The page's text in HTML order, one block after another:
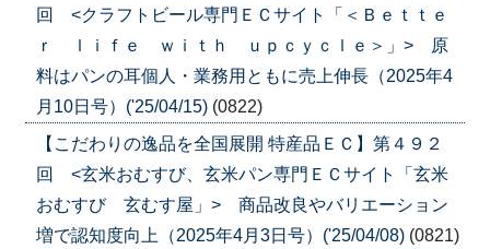
回 <クラフトビール専門ＥＣサイト「＜Ｂｅｔｔｅ
ｒ ｌｉｆｅ ｗｉｔｈ ｕｐｃｙｃｌｅ＞」> 原
料はパンの耳個人・業務用ともに売上伸長（2025年4
月10日号）('25/04/15) (0822)
【こだわりの逸品を全国展開 特産品ＥＣ】第４９２
回 <玄米おむすび、玄米パン専門ＥＣサイト「玄米
おむすび 玄むす屋」> 商品改良やバリエーション
増で認知度向上（2025年4月3日号）('25/04/08) (0821)